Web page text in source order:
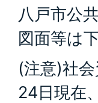
八戸市公
図面等は
(注意)社
24日現在